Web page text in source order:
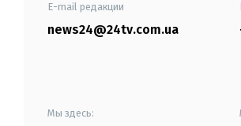
E-mail редакции
news24@24tv.com.ua
Мы здесь: